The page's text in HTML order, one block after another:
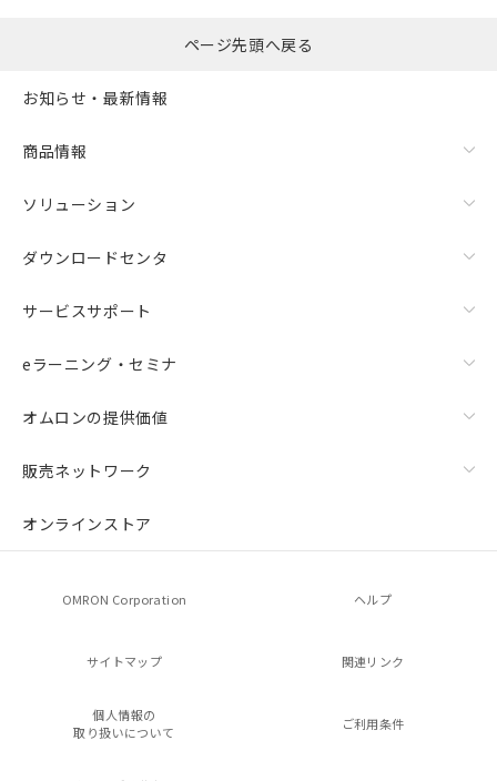
ページ先頭へ戻る
お知らせ・最新情報
商品情報
ソリューション
ダウンロードセンタ
サービスサポート
eラーニング・セミナ
オムロンの提供価値
販売ネットワーク
オンラインストア
OMRON Corporation ヘルプ
サイトマップ 関連リンク
個人情報の
取り扱いについて
ご利用条件